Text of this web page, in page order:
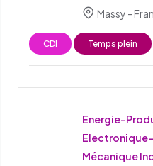
Massy -
CDI Temps plein
Energie-
Mécanique